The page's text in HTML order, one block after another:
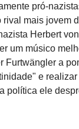
pró-
rival mais jovem
Herbert von
um músico
Furtwängler a
e
política ele